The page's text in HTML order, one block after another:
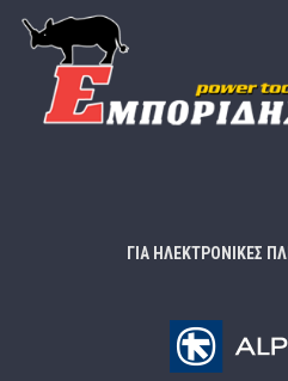
ΓΙΑ ΗΛΕΚΤΡΟΝΙΚΕΣ